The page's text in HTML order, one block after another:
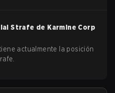
Strafe de Karmine Corp
actualmente la posición